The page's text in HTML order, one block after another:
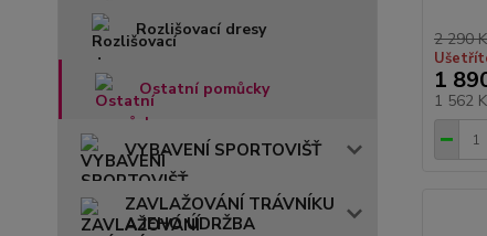
Rozlišovací dresy
Ostatní pomůcky
VYBAVENÍ SPORTOVIŠŤ
ZAVLAŽOVÁNÍ TRÁVNÍKU
A JEHO ÚDRŽBA
2 290
1
1 562